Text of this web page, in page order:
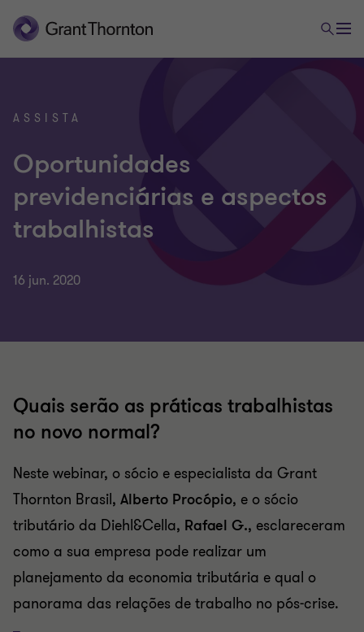
ASSISTA
Oportunidades
previdenciárias e aspectos
trabalhistas
16 jun. 2020
Quais serão as práticas trabalhistas
no novo normal?
Neste webinar, o sócio e especialista da Grant
Thornton Brasil, Alberto Procópio, e o sócio
tributário da Diehl&Cella, Rafael G., esclareceram
como a sua empresa pode realizar um
planejamento da economia tributária e qual o
panorama das relações de trabalho no pós-crise.